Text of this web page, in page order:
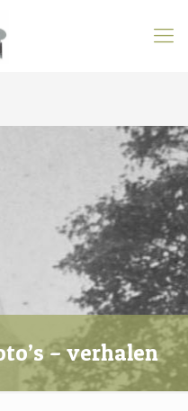
– verhalen